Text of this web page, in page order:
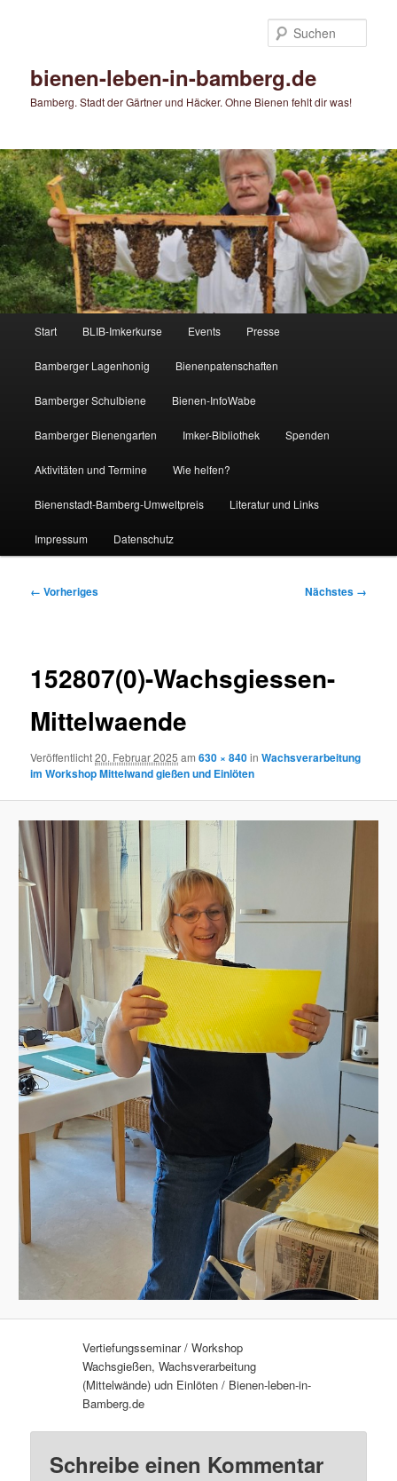
bienen-leben-in-bamberg.de
Bamberg. Stadt der Gärtner und Häcker. Ohne Bienen fehlt dir was!
Start BLIB-Imkerkurse Events Presse
Bamberger Lagenhonig Bienenpatenschaften
Bamberger Schulbiene Bienen-InfoWabe
Bamberger Bienengarten Imker-Bibliothek Spenden
Aktivitäten und Termine Wie helfen?
Bienenstadt-Bamberg-Umweltpreis Literatur und Links
Impressum Datenschutz
Bilder-
← Vorheriges Nächstes →
152807(0)-Wachsgiessen-
Mittelwaende
Veröffentlicht20. Februar 2025 am630 × 840inWachsverarbeitung
im Workshop Mittelwand gießen und Einlöten
Vertiefungsseminar / Workshop
Wachsgießen, Wachsverarbeitung
(Mittelwände) udn Einlöten / Bienen-leben-in-
Bamberg.de
Schreibe einen Kommentar